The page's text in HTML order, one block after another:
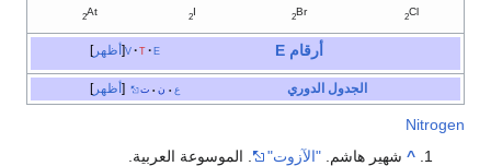
Cl
2
Br
2
I
2
At
2
أظهر v t e أرقام E
أظهر ع • ن • ت الجدول الدوري
Nitrogen
^ شهير هاشم. "الآزوت" . الموسوعة العربية.